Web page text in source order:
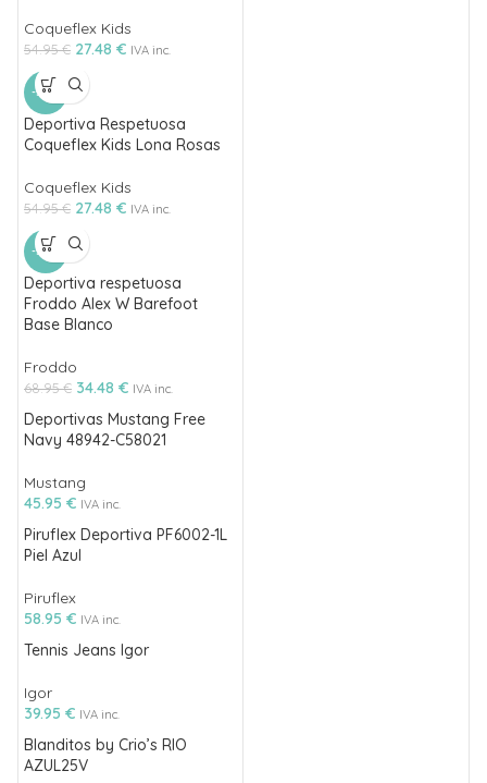
Coqueflex Kids
54.95€ 27.48 € IVA inc.
-50%
Deportiva Respetuosa
Coqueflex Kids Lona Rosas
Coqueflex Kids
54.95€ 27.48 € IVA inc.
-50%
Deportiva respetuosa
Froddo Alex W Barefoot
Base Blanco
Froddo
68.95€ 34.48 € IVA inc.
Deportivas Mustang Free
Navy 48942-C58021
Mustang
45.95 € IVA inc.
Piruflex Deportiva PF6002-1L
Piel Azul
Piruflex
58.95 € IVA inc.
Tennis Jeans Igor
Igor
39.95 € IVA inc.
Blanditos by Crio’s RIO
AZUL25V